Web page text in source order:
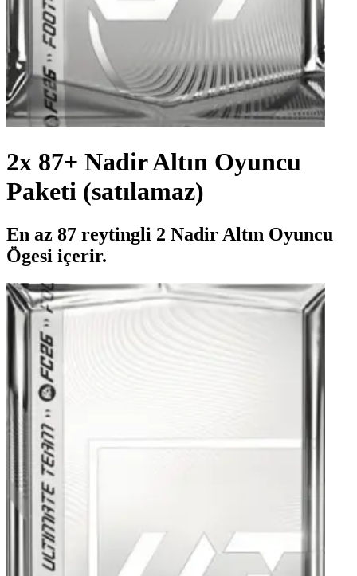
2x 87+ Nadir Altın Oyuncu
Paketi (satılamaz)
En az 87 reytingli 2 Nadir Altın Oyuncu
Ögesi içerir.